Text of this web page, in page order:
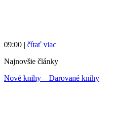
09:00 | čítať viac
Najnovšie články
Nové knihy – Darované knihy